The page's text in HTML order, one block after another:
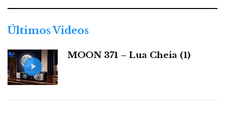
r
i
s
Últimos Videos
MOON 371 – Lua Cheia (1)